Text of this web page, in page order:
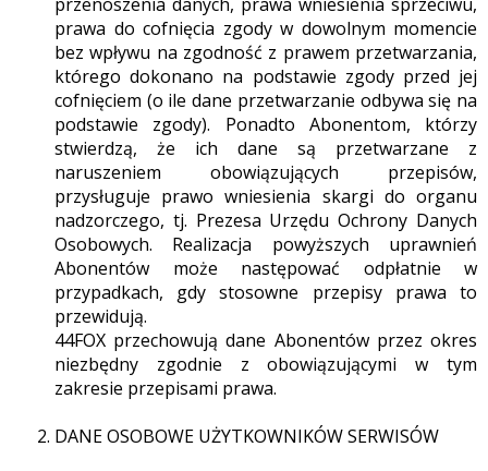
prawa do cofnięcia zgody w dowolnym momencie
bez wpływu na zgodność z prawem przetwarzania,
którego dokonano na podstawie zgody przed jej
cofnięciem (o ile dane przetwarzanie odbywa się na
podstawie zgody). Ponadto Abonentom, którzy
stwierdzą, że ich dane są przetwarzane z
naruszeniem obowiązujących przepisów,
przysługuje prawo wniesienia skargi do organu
nadzorczego, tj. Prezesa Urzędu Ochrony Danych
Osobowych. Realizacja powyższych uprawnień
Abonentów może następować odpłatnie w
przypadkach, gdy stosowne przepisy prawa to
przewidują.
44FOX przechowują dane Abonentów przez okres
niezbędny zgodnie z obowiązującymi w tym
zakresie przepisami prawa.
DANE OSOBOWE UŻYTKOWNIKÓW SERWISÓW